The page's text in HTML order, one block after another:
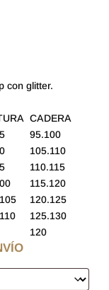
con glitter.
CADERA
95.100
105.110
110.115
115.120
120.125
125.130
120